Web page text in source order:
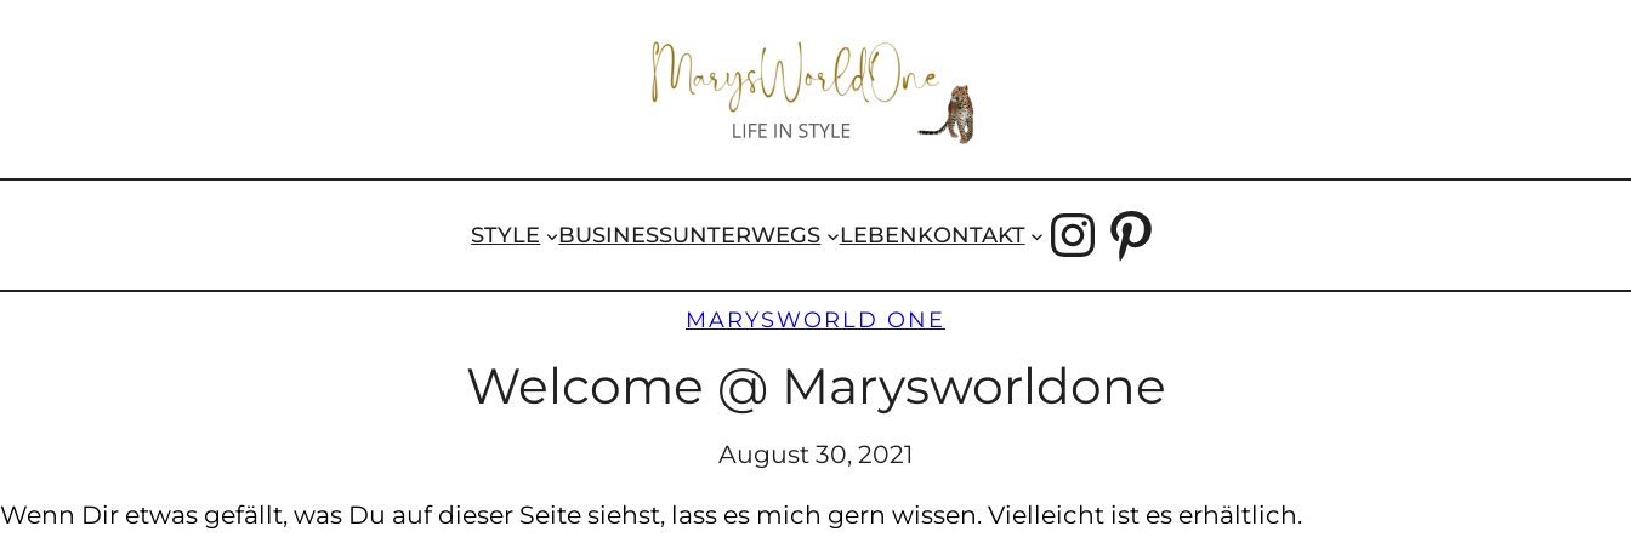
STYLE BUSINESSUNTERWEGS LEBENKONTAKT INSTAGRAM
PINTEREST
MARYSWORLD ONE
Welcome @ Marysworldone
August 30, 2021
Wenn Dir etwas gefällt, was Du auf dieser Seite siehst, lass es mich gern wissen. Vielleicht ist es erhältlich.